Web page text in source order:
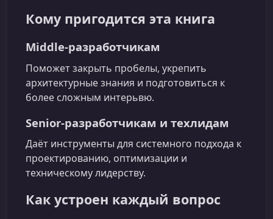
Кому пригодится эта книга
Middle‑разработчикам
Поможет закрыть пробелы, укрепить
архитектурные знания и подготовиться к
более сложным интерьвю.
Senior‑разработчикам и техлидам
Даёт инструменты для системного подхода к
проектированию, оптимизации и
техническому лидерству.
Как устроен каждый вопрос